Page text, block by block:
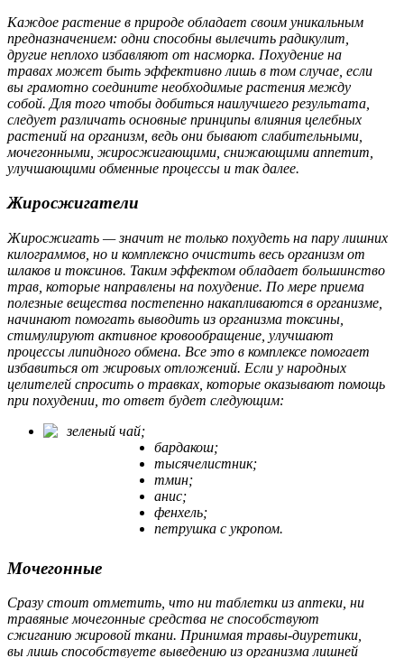
Каждое растение в природе обладает своим уникальным
предназначением: одни способны вылечить радикулит,
другие неплохо избавляют от насморка. Похудение на
травах может быть эффективно лишь в том случае, если
вы грамотно соедините необходимые растения между
собой. Для того чтобы добиться наилучшего результата,
следует различать основные принципы влияния целебных
растений на организм, ведь они бывают слабительными,
мочегонными, жиросжигающими, снижающими аппетит,
улучшающими обменные процессы и так далее.
Жиросжигатели
Жиросжигать — значит не только похудеть на пару лишних
килограммов, но и комплексно очистить весь организм от
шлаков и токсинов. Таким эффектом обладает большинство
трав, которые направлены на похудение. По мере приема
полезные вещества постепенно накапливаются в организме,
начинают помогать выводить из организма токсины,
стимулируют активное кровообращение, улучшают
процессы липидного обмена. Все это в комплексе помогает
избавиться от жировых отложений. Если у народных
целителей спросить о травках, которые оказывают помощь
при похудении, то ответ будет следующим:
зеленый чай;
бардакош;
тысячелистник;
тмин;
анис;
фенхель;
петрушка с укропом.
Мочегонные
Сразу стоит отметить, что ни таблетки из аптеки, ни
травяные мочегонные средства не способствуют
сжиганию жировой ткани. Принимая травы-диуретики,
вы лишь способствуете выведению из организма лишней